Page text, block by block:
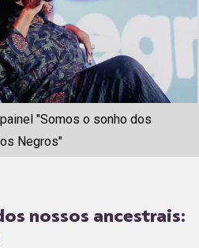
"Somos o sonho dos
Negros"
nossos ancestrais: